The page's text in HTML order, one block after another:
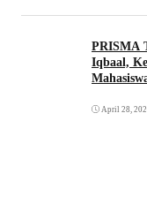
PRISMA
Iqbaal,
April 28,